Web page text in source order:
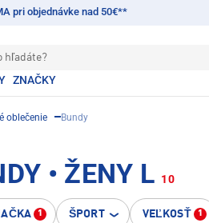
pri objednávke nad 50€**
hľadáte?
ZNAČKY
oblečenie Bundy
• ŽENY L 10
1 ŠPORT VEĽKOSŤ 1